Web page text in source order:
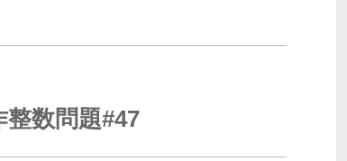
整数問題#47